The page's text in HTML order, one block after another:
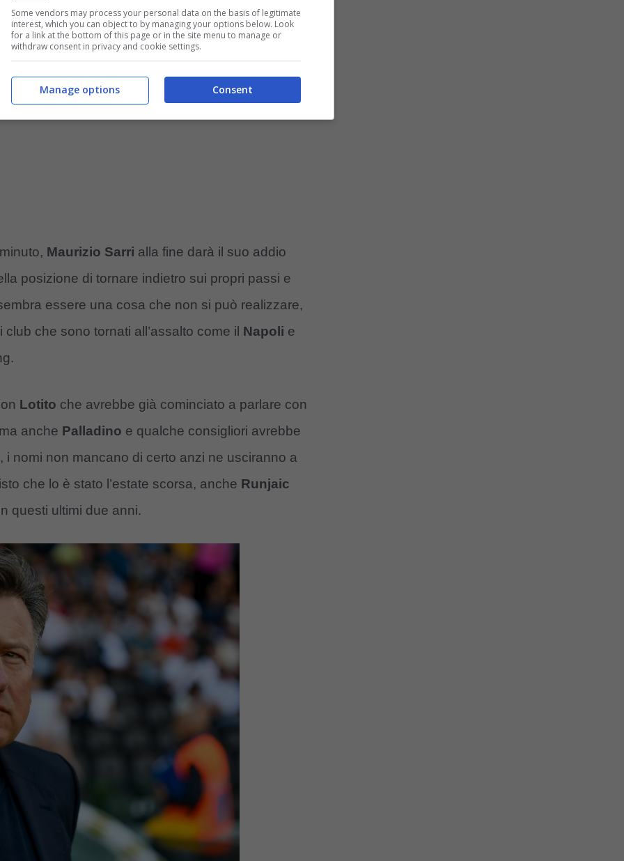
e Runjaic. E non solo
Maurizio Sarri alla fine darà il suo addio
posizione di tornare indietro sui propri passi e
essere una cosa che non si può realizzare,
che sono tornati all’assalto come il Napoli e
Lotito che avrebbe già cominciato a parlare con
anche Palladino e qualche consigliori avrebbe
i nomi non mancano di certo anzi ne usciranno a
che lo è stato l’estate scorsa, anche Runjaic
questi ultimi due anni.
Some vendors may process your personal data on the basis of legitimate
interest, which you can object to by managing your options below. Look
for a link at the bottom of this page or in the site menu to manage or
withdraw consent in privacy and cookie settings.
Consent
Manage options